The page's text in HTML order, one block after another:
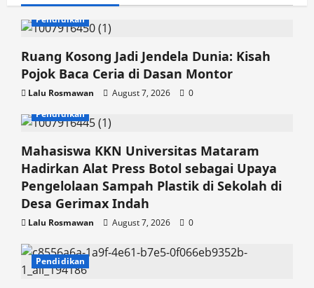
n Pendidikan
Ruang Kosong Jadi Jendela Dunia: Kisah
Pojok Baca Ceria di Dasan Montor
Lalu Rosmawan August 7, 2026
0
Pendidikan
Mahasiswa KKN Universitas Mataram
Hadirkan Alat Press Botol sebagai Upaya
Pengelolaan Sampah Plastik di Sekolah di
Desa Gerimax Indah
Lalu Rosmawan August 7, 2026 0
Pendidikan